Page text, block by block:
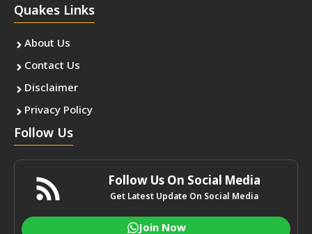
Quakes Links
About Us
Contact Us
Disclaimer
Privacy Policy
Follow Us
Follow Us On Social Media
Get Latest Update On Social Media
Join Now